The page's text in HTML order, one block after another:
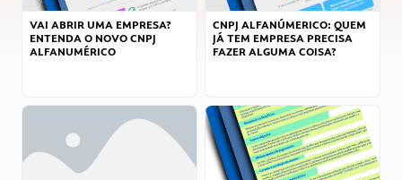
VAI ABRIR UMA EMPRESA?
ENTENDA O NOVO CNPJ
ALFANUMÉRICO
CNPJ ALFANÚMERICO: QUEM
JÁ TEM EMPRESA PRECISA
FAZER ALGUMA COISA?